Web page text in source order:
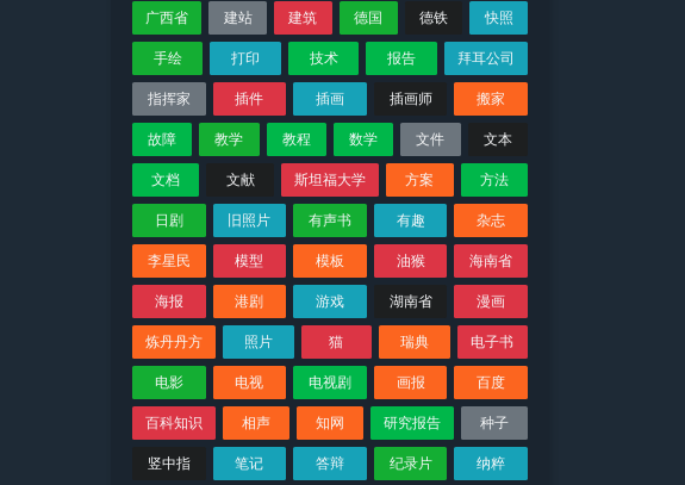
广西省
建站 建筑 德国 德铁
快照
手绘
打印 技术 报告
拜耳公司
指挥家
插件 插画 插画师
搬家
故障
教学 教程 数学 文件
文本
文档
文献 斯坦福大学 方案
方法
日剧
旧照片 有声书 有趣
杂志
李星民
模型 模板 油猴
海南省
海报
港剧 游戏 湖南省
漫画
炼丹丹方
照片 猫 瑞典
电子书
电影
电视 电视剧 画报
百度
百科知识
相声 知网 研究报告
种子
竖中指
笔记 答辩 纪录片 纳粹